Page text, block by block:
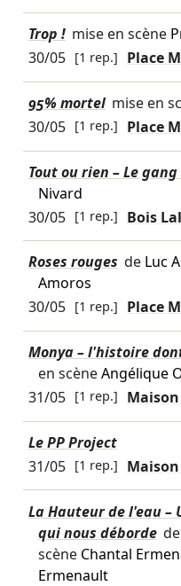
Trop ! mise en scène
30/05 [1 rep.] Place
95% mortel mise en
30/05 [1 rep.] Place
Tout ou rien – Le
Nivard
30/05 [1 rep.] Bois
Roses rouges de Luc
Amoros
30/05 [1 rep.] Place
Monya – l'histoire
en scèneAngélique
31/05 [1 rep.]
Le PP Project
31/05 [1 rep.]
La Hauteur de l'eau –
qui nous déborde de
scène Chantal
Ermenault